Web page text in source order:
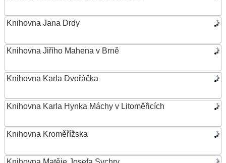
Knihovna Jana Drdy
Knihovna Jiřího Mahena v Brně
Knihovna Karla Dvořáčka
Knihovna Karla Hynka Máchy v Litoměřicích
Knihovna Kroměřížska